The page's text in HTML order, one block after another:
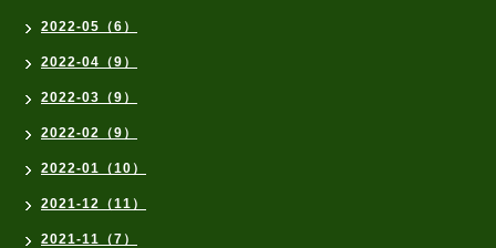
2022-05（6）
2022-04（9）
2022-03（9）
2022-02（9）
2022-01（10）
2021-12（11）
2021-11（7）